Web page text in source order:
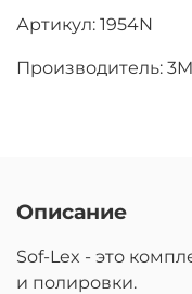
Артикул: 1954N
Производитель:
Описание
Sof-Lex - это
и полировки.